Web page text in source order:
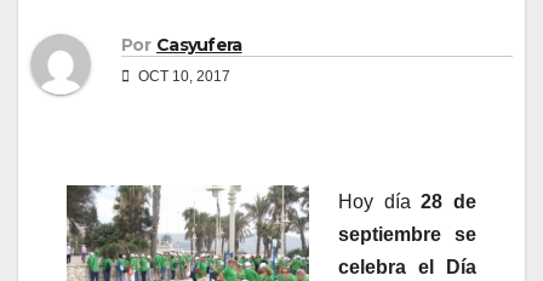
Por Casyufera
OCT 10, 2017
Hoy día28 de
septiembre se
celebra el Día